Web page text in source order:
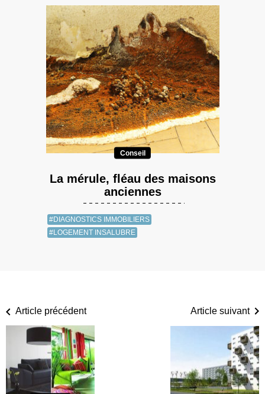
Conseil
La mérule, fléau des maisons
anciennes
#DIAGNOSTICS IMMOBILIERS
#LOGEMENT INSALUBRE
Article précédent Article suivant